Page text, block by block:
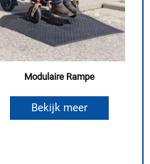
Modulaire Rampe
Bekijk meer